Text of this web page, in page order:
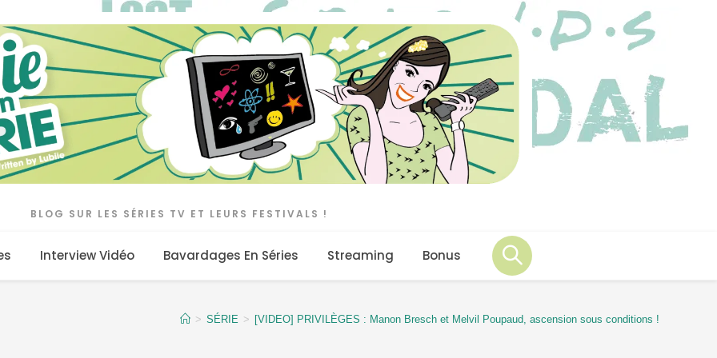
BLOG SUR LES SÉRIES TV ET LEURS FESTIVALS !
Interview Vidéo Bavardages En Séries Streaming Bonus
> SÉRIE > [VIDEO] PRIVILÈGES : Manon Bresch et Melvil Poupaud, ascension sous conditions !